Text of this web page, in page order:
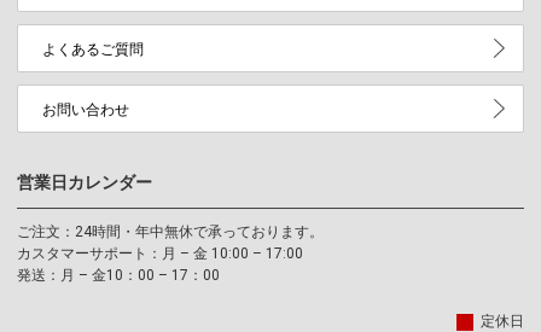
よくあるご質問
お問い合わせ
営業日カレンダー
ご注文：24時間・年中無休で承っております。
カスタマーサポート：月 – 金 10:00 – 17:00
発送：月 – 金10：00 – 17：00
定休日